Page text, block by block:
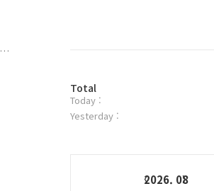
플
러
그
방
문
자
Total
Today :
Yesterday :
2026. 08